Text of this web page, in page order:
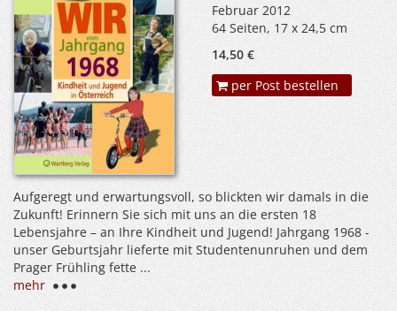
Februar 2012
64 Seiten, 17 x 24,5 cm
14,50 €
per Post bestellen
Aufgeregt und erwartungsvoll, so blickten wir damals in die
Zukunft! Erinnern Sie sich mit uns an die ersten 18
Lebensjahre – an Ihre Kindheit und Jugend! Jahrgang 1968 -
unser Geburtsjahr lieferte mit Studentenunruhen und dem
Prager Frühling fette ...
mehr